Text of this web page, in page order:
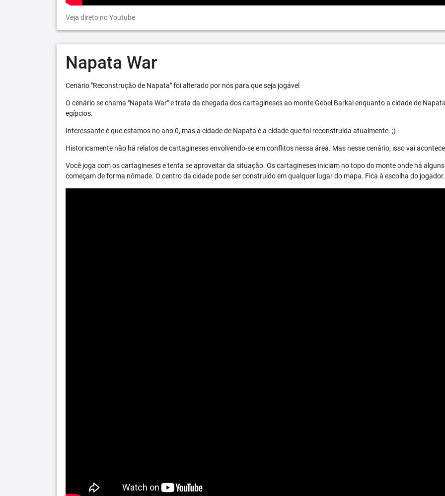
Veja direto no Youtube
Napata War
Cenário "Reconstrução de Napata" foi alterado por nós para que seja jogável
O cenário se chama "Napata War" e trata da chegada dos cartagineses ao monte Gebel Barkal enquanto a cidade de
egípcios.
Interessante é que estamos no ano 0, mas a cidade de Napata é a cidade que foi reconstruída atualmente. ;)
Historicamente não há relatos de cartagineses envolvendo-se em conflitos nessa área. Mas nesse cenário, isso vai
Você joga com os cartagineses e tenta se aproveitar da situação. Os cartagineses iniciam no topo do monte onde há
começam de forma nômade. O centro da cidade pode ser construído em qualquer lugar do mapa. Fica à escolha do jogador.